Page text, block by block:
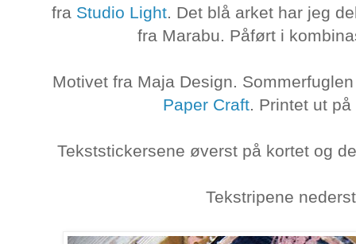
fra Studio Light. Det blå arket har jeg
fra Marabu. Påført i
Motivet fra Maja Design.
Paper Craft. Printet ut
Tekststickersene øverst på kortet og
Tekstripene